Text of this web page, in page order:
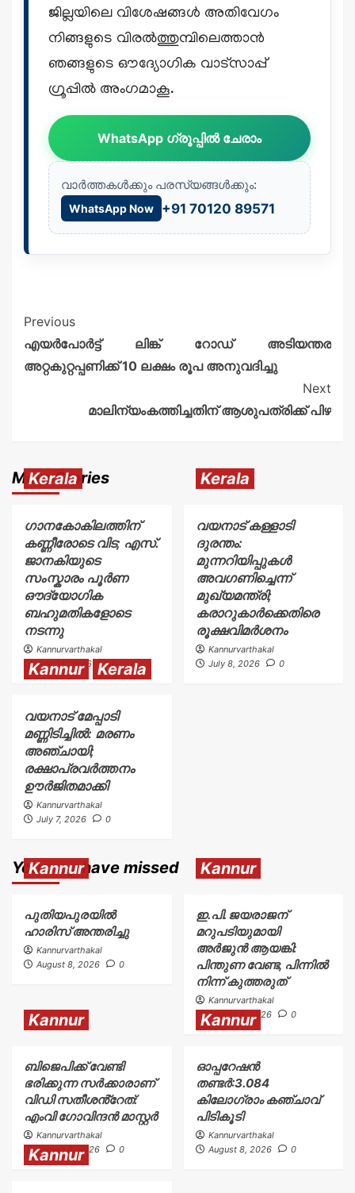
ജില്ലയിലെ വിശേഷങ്ങൾ അതിവേഗം
നിങ്ങളുടെ വിരൽത്തുമ്പിലെത്താൻ
ഞങ്ങളുടെ ഔദ്യോഗിക വാട്സാപ്പ്
ഗ്രൂപ്പിൽ അംഗമാകൂ.
WhatsApp ഗ്രൂപ്പിൽ ചേരാം
വാർത്തകൾക്കും പരസ്യങ്ങൾക്കും:
WhatsApp Now +91 70120 89571
Previous
എയർപോർട്ട് ലിങ്ക് റോഡ് അടിയന്തര
അറ്റകുറ്റപ്പണിക്ക് 10 ലക്ഷം രൂപ അനുവദിച്ചു
Next
മാലിന്യംകത്തിച്ചതിന് ആശുപത്രിക്ക് പിഴ
More Stories
Kerala
ഗാനകോകിലത്തിന്
കണ്ണീരോടെ വിട; എസ്.
ജാനകിയുടെ
സംസ്കാരം പൂർണ
ഔദ്യോഗിക
ബഹുമതികളോടെ
നടന്നു
Kannurvarthakal
July 12, 2026
0
Kerala
വയനാട് കള്ളാടി
ദുരന്തം:
മുന്നറിയിപ്പുകൾ
അവഗണിച്ചെന്ന്
മുഖ്യമന്ത്രി;
കരാറുകാർക്കെതിരെ
രൂക്ഷവിമർശനം
Kannurvarthakal
July 8, 2026
0
Kannur Kerala
വയനാട് മേപ്പാടി
മണ്ണിടിച്ചിൽ: മരണം
അഞ്ചായി;
രക്ഷാപ്രവർത്തനം
ഊർജിതമാക്കി
Kannurvarthakal
July 7, 2026
0
You may have missed
Kannur
പുതിയപുരയിൽ
ഹാരിസ് അന്തരിച്ചു
Kannurvarthakal
August 8, 2026
0
Kannur
ഇ.പി. ജയരാജന്
മറുപടിയുമായി
അർജുൻ ആയങ്കി:
പിന്തുണ വേണ്ട, പിന്നിൽ
നിന്ന് കുത്തരുത്
Kannurvarthakal
August 8, 2026
0
Kannur
ബിജെപിക്ക് വേണ്ടി
ഭരിക്കുന്ന സർക്കാരാണ്
വിഡി സതീശൻ്റേത്:
എംവി ഗോവിന്ദൻ മാസ്റ്റർ
Kannurvarthakal
August 8, 2026
0
Kannur
ഓപ്പറേഷൻ
തണ്ടർ:3.084
കിലോഗ്രാം കഞ്ചാവ്
പിടികൂടി
Kannurvarthakal
August 8, 2026
0
Kannur